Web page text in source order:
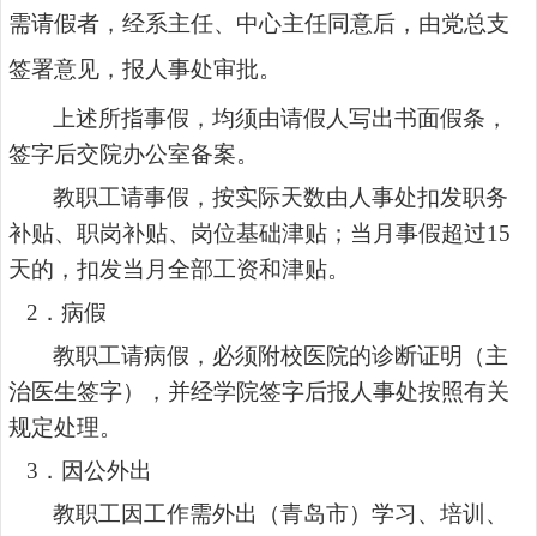
需请假者，经系主任、中心主任同意后，由党总支
签署意见，报人事处审批。
上述所指事假，均须由请假人写出书面假条，
签字后交院办公室备案。
教职工请事假，按实际天数由人事处扣发职务
补贴、职岗补贴、岗位基础津贴；当月事假超过15
天的，扣发当月全部工资和津贴。
2 ．病假
教职工请病假，必须附校医院的诊断证明（主
治医生签字），并经学院签字后报人事处按照有关
规定处理。
3 ．因公外出
教职工因工作需外出（青岛市）学习、培训、